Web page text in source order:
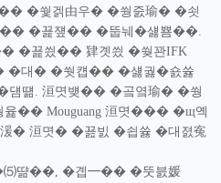
�쒗겕由우� �쒕줈瑜� �쇳
�꾩쟾�� �뚭눼�섏뿀��.
�꾩씠�� 肄곗씠 �쒖꽌IFK
�대� �쒓컙�� �섏궗�숈쓣
떎. 洹몃뱾�� �곸옄瑜� �쒕
Mouguang 洹몃��� �щ옉
� 洹몃� �꾪빐 �쇱쓣 �대졄寃
�⑸땲��, �곕━�� �뚯븘媛